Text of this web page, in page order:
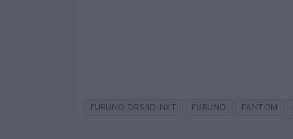
FURUNO DRS4D-NXT FURUNO FANTOM